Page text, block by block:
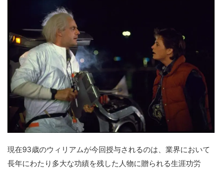
現在93歳のウィリアムが今回授与されるのは、業界において
長年にわたり多大な功績を残した人物に贈られる生涯功労